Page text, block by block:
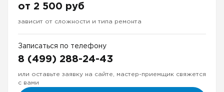
от 2 500 руб
зависит от сложности и типа ремонта
Записаться по телефону
8 (499) 288-24-43
или оставьте заявку на сайте, мастер-приемщик свяжется
с вами